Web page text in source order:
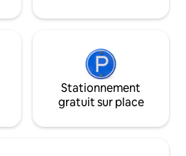
Stationnement
gratuit sur place